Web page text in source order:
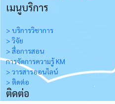
เมนูบริการ
> บริการวิชาการ
> วิจัย
> สื่อการสอน
การจัดการความรู้ KM
> วารสารออนไลน์
> ติดต่อ
ติดต่อ